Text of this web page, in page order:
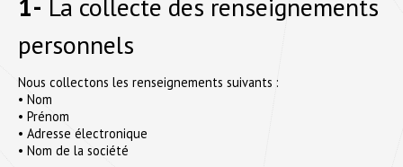
1- La collecte des renseignements
personnels
Nous collectons les renseignements suivants :
• Nom
• Prénom
• Adresse électronique
• Nom de la société